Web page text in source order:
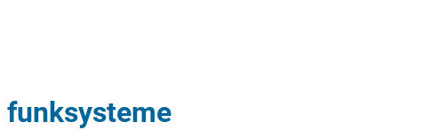
funksysteme